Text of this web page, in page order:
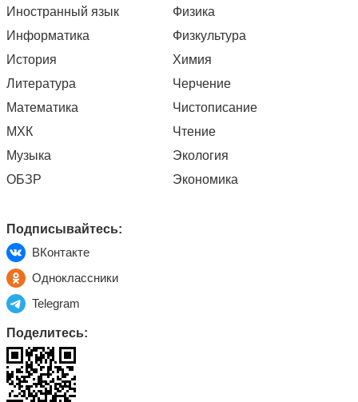
Иностранный язык
Информатика
История
Литература
Математика
МХК
Музыка
ОБЗР
Физика
Физкультура
Химия
Черчение
Чистописание
Чтение
Экология
Экономика
Подписывайтесь:
ВКонтакте
Одноклассники
Telegram
Поделитесь: